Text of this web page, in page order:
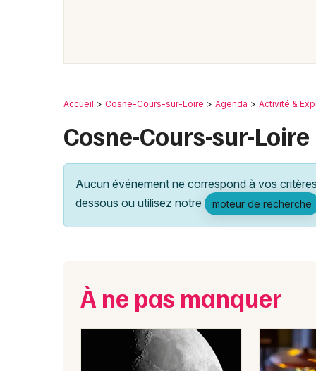
Accueil Cosne-Cours-sur-Loire Agenda Activité &
Cosne-Cours-sur-
Aucun événement ne correspond à vos
dessous ou utilisez notre
moteur de recherche
À ne pas manquer